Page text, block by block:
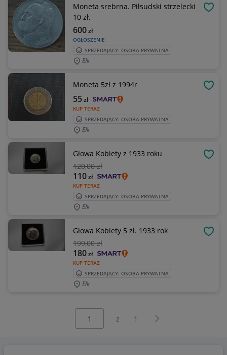
Moneta srebrna. Piłsudski strzelecki
10 zł.
OGŁOSZENIE
600zł
SPRZEDAJĄCY: OSOBA PRYWATNA
Ełk
Moneta 5zł z 1994r
KUP TERAZ
55zł
SPRZEDAJĄCY: OSOBA PRYWATNA
Ełk
Głowa Kobiety z 1933 roku
120,00 zł
KUP TERAZ
110zł
SPRZEDAJĄCY: OSOBA PRYWATNA
Ełk
Głowa Kobiety 5 zł. 1933 rok
199,00 zł
KUP TERAZ
180zł
SPRZEDAJĄCY: OSOBA PRYWATNA
Ełk
z 1 Następna strona